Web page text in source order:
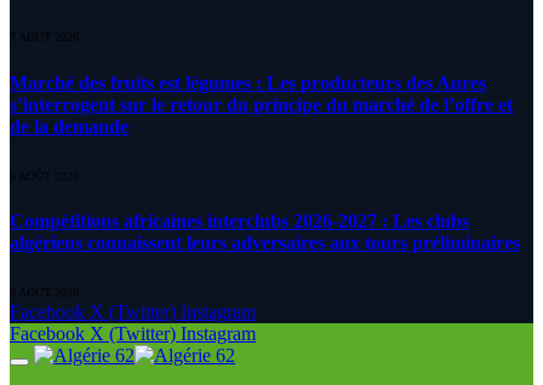
7 AOÛT 2026
Marché des fruits est légumes : Les producteurs des Aures
s’interrogent sur le retour du principe du marché de l’offre et
de la demande
6 AOÛT 2026
Compétitions africaines interclubs 2026-2027 : Les clubs
algériens connaissent leurs adversaires aux tours préliminaires
6 AOÛT 2026
Facebook X (Twitter) Instagram
Facebook X (Twitter) Instagram